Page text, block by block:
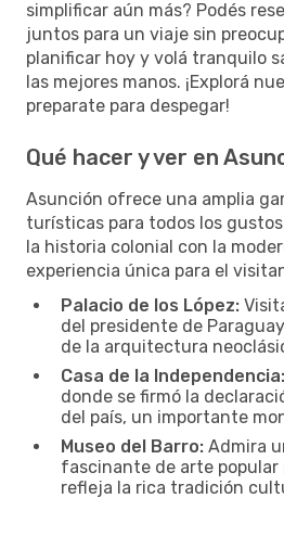
simplificar aún más? Podés
juntos para un viaje sin
planificar hoy y volá tranquilo
las mejores manos. ¡Explorá
preparate para despegar!
Qué hacer y ver en
Asunción ofrece una amplia
turísticas para todos los
la historia colonial con la
experiencia única para el
Palacio de los López:
del presidente de
de la arquitectura
Casa de la Independencia:
donde se firmó la
del país, un importante
Museo del Barro: Admira
fascinante de arte popular
refleja la rica tradición